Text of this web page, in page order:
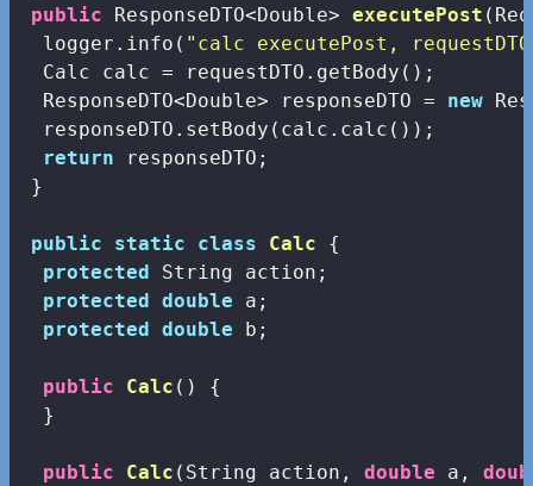
public ResponseDTO<Double> executePost
  logger.info(
"calc executePost,
  Calc calc = requestDTO.getBody();
  ResponseDTO<Double> responseDTO =
new
  responseDTO.setBody(calc.calc());
return responseDTO;
}
public static class Calc
{
protected
String action;
protected
double a;
protected
double b;
public Calc ()
{
  }
public Calc (String action, double a,